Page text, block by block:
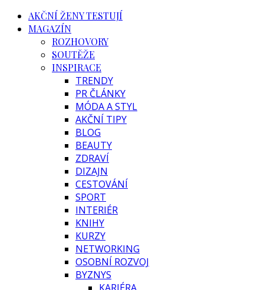
AKČNÍ ŽENY TESTUJÍ
MAGAZÍN
ROZHOVORY
SOUTĚŽE
INSPIRACE
TRENDY
PR ČLÁNKY
MÓDA A STYL
AKČNÍ TIPY
BLOG
BEAUTY
ZDRAVÍ
DIZAJN
CESTOVÁNÍ
SPORT
INTERIÉR
KNIHY
KURZY
NETWORKING
OSOBNÍ ROZVOJ
BYZNYS